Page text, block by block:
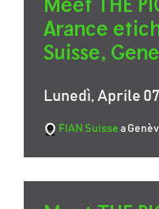
Meet THE
Arance
Suisse,
Lunedì, Aprile
FIAN Suisse a